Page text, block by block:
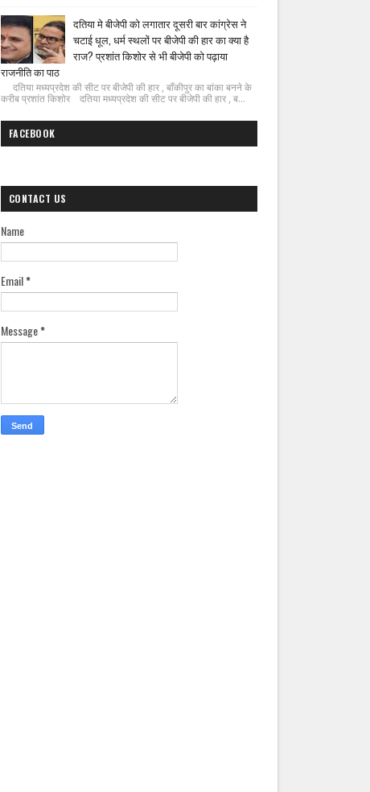
दतिया मे बीजेपी को लगातार दूसरी बार कांग्रेस ने
चटाई धूल, धर्म स्थलों पर बीजेपी की हार का क्या है
राज? प्रशांत किशोर से भी बीजेपी को पढ़ाया
राजनीति का पाठ
दतिया मध्यप्रदेश की सीट पर बीजेपी की हार , बाँकीपुर का बांका बनने के
करीब प्रशांत किशोर दतिया मध्यप्रदेश की सीट पर बीजेपी की हार , ब...
FACEBOOK
CONTACT US
Name
Email*
Message*